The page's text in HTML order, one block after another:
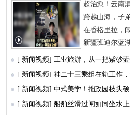
超治愈！云南
跨越山海，子
在香格里拉，
新疆班迪尔蓝
[ 新闻视频] 工业旅游，从一把紫砂
[ 新闻视频] 神二十三乘组在轨工作，
[ 新闻视频] 中式美学！拙政园枝头
[ 新闻视频] 船舶丝滑过闸如同坐水